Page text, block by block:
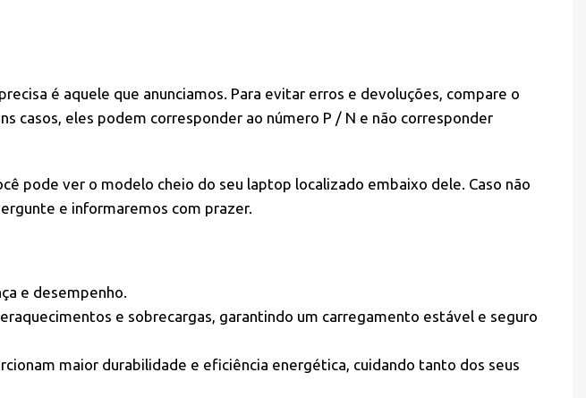
é aquele que anunciamos. Para evitar erros e devoluções, compare o
casos, eles podem corresponder ao número P / N e não corresponder
pode ver o modelo cheio do seu laptop localizado embaixo dele. Caso não
e informaremos com prazer.
e desempenho.
e sobrecargas, garantindo um carregamento estável e seguro
maior durabilidade e eficiência energética, cuidando tanto dos seus